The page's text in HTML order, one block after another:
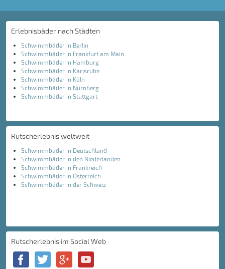
Erlebnisbäder nach Städten
Schwimmbäder in Berlin
Schwimmbäder in Frankfurt am Main
Schwimmbäder in Hamburg
Schwimmbäder in Karlsruhe
Schwimmbäder in Köln
Schwimmbäder in Nürnberg
Schwimmbäder in Stuttgart
Rutscherlebnis weltweit
Schwimmbäder in Deutschland
Schwimmbäder in den Niederlanden
Schwimmbäder in Frankreich
Schwimmbäder in Österreich
Schwimmbäder in der Schweiz
Rutscherlebnis im Social Web